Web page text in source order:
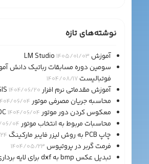
نوشته‌های تازه
آموزش LM Studio 1405/01/03
سومین دوره مسابقات رباتیک دانش
فوتبالیست1404/08/17
آموزش مقدماتی نرم افزار QGIS1404/06/20
محاسبه جریان مصرفی موتور DC06/04
معکوس کردن دور موتور DC1404/06/04
محاسبات مربوط به انتخاب موتور 06/04
چاپ PCB به روش لیزر فایبر مارکینگ
فرمت گربر در پروتیوس 1404/05/23
تبدیل عکس bmp به dxf برای لایه برداری برد pcb